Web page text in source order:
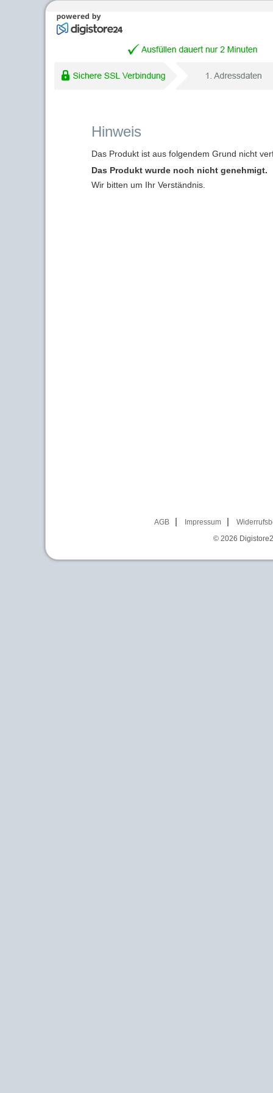
Hinweis
Das Produkt ist aus folgendem Grund nicht
Das Produkt wurde noch nicht genehmigt.
Wir bitten um Ihr Verständnis.
AGB Impressum
© 2026